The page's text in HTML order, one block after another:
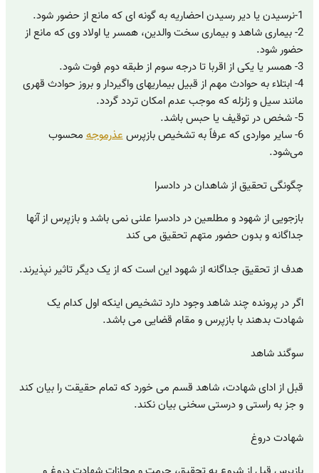
1-نرسیدن یا دیر رسیدن احضاریه به گونه‏ ای که مانع از حضور شود.
2- بیماری شاهد و بیماری سخت والدین، همسر یا اولاد وی که مانع از
حضور شود.
3- همسر یا یکی از اقربا تا درجه سوم از طبقه دوم فوت شود.
4- ابتلاء به حوادث مهم از قبیل بیماریهای واگیردار و بروز حوادث قهری
مانند سیل و زلزله که موجب عدم امکان تردد گردد.
5- شخص در توقیف یا حبس باشد.
6- سایر مواردی که عرفاً به تشخیص بازپرس
عذرموجهمحسوب
می‌شود.
چگونگی تحقیق از شاهدان در دادسرا
بازجویی از شهود و مطلعین در دادسرا علنی نمی باشد و بازپرس از آنها
جداگانه و بدون حضور متهم تحقیق می کند
هدف از تحقیق جداگانه از شهود این است که از یک دیگر تاثیر نپذیرند.
اگر در پرونده چند شاهد وجود دارد تشخیص اینکه اول کدام یک
شهادت بدهند با بازپرس و مقام قضایی می باشد.
سوگند شاهد
قبل از ادای شهادت، شاهد قسم می خورد که تمام حقیقت را بیان کند
و جز به راستی و درستی سخنی بیان نکند.
شهادت دروغ